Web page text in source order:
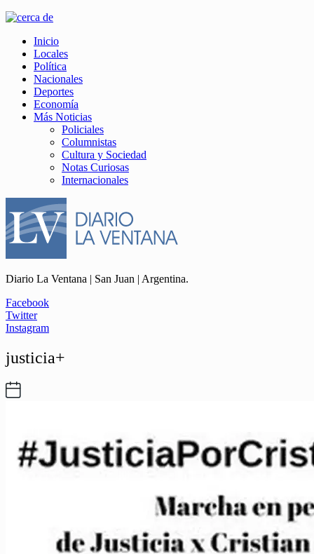
Inicio
Locales
Política
Nacionales
Deportes
Economía
Más Noticias
Policiales
Columnistas
Cultura y Sociedad
Notas Curiosas
Internacionales
Diario La Ventana | San Juan | Argentina.
Facebook
Twitter
Instagram
justicia+